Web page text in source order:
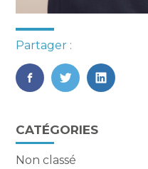
Partager :
FaceBook
TwitterLinkedIn
Blog
sidebar
CATÉGORIES
Non classé